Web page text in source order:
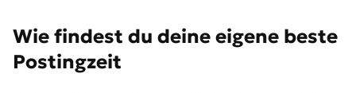
Wie findest du deine eigene beste
Postingzeit